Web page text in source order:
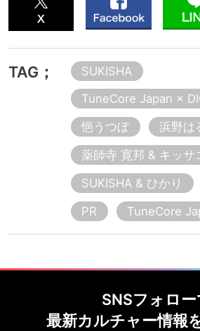
TAG；
SUKISHA
TuneCore Japan ×
悒うつぼ
浜野は
薬師寺 寛邦 & キッサ
SUKISHA & ひかり
PR
TuneCore
SNSフォロ
最新カルチャー情報